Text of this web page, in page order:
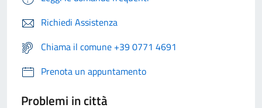
Richiedi Assistenza
Chiama il comune +39 0771 4691
Prenota un appuntamento
Problemi in città